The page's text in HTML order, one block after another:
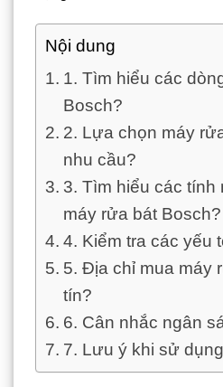
Nội dung
1. Tìm hiểu các
Bosch?
2. Lựa chọn máy
nhu cầu?
3. Tìm hiểu các tính
máy rửa bát Bosch?
4. Kiểm tra các yếu
5. Địa chỉ mua máy
tín?
6. Cân nhắc ngân
7. Lưu ý khi sử